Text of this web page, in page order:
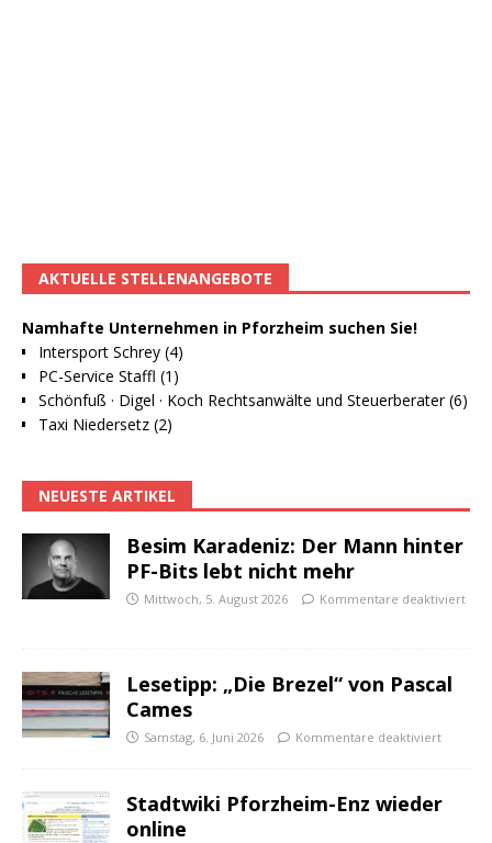
AKTUELLE STELLENANGEBOTE
Namhafte Unternehmen in Pforzheim suchen Sie!
Intersport Schrey (4)
PC-Service Staffl (1)
Schönfuß · Digel · Koch Rechtsanwälte und Steuerberater (6)
Taxi Niedersetz (2)
NEUESTE ARTIKEL
Besim Karadeniz: Der Mann hinter
PF-Bits lebt nicht mehr
Mittwoch, 5. August 2026 Kommentare deaktiviert
Lesetipp: „Die Brezel“ von Pascal
Cames
Samstag, 6. Juni 2026 Kommentare deaktiviert
Stadtwiki Pforzheim-Enz wieder
online